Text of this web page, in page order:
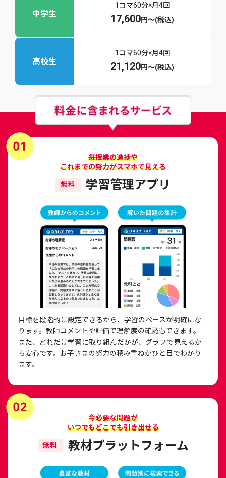
中学生
1コマ60分×月4回
17,600円〜(税込)
高校生
1コマ60分×月4回
21,120円〜(税込)
毎授業の進捗や
これまでの努力がスマホで見える
無料 学習管理アプリ
目標を段階的に設定できるから、学習のペースが明確にな
ります。教師コメントや評価で理解度の確認もできます。​
また、どれだけ学習に取り組んだかが、グラフで見えるか
ら安心です。お子さまの努力の積み重ねがひと目でわかり
ます。
今必要な問題が
いつでもどこでも引き出せる
無料 教材プラットフォーム